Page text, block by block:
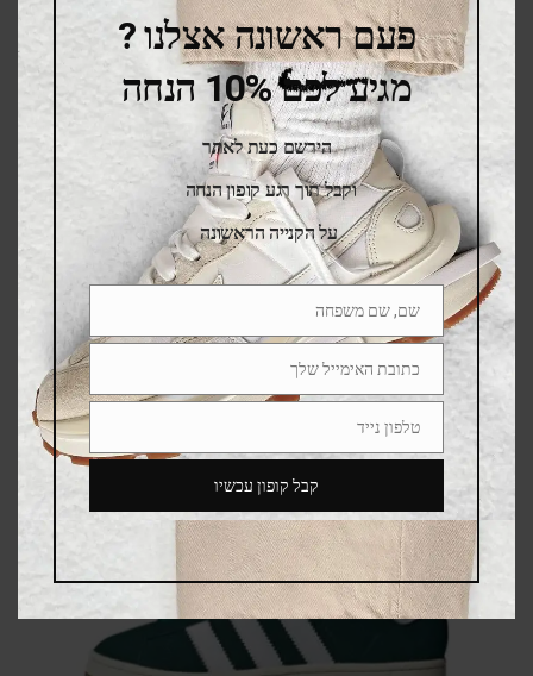
פעם ראשונה אצלנו ?
מגיע לכם 10% הנחה
הירשם כעת לאתר
וקבל תוך רגע קופון הנחה
על הקנייה הראשונה
Nameשם, שם משפחה
Emailכתובת האימייל שלך
Phone
Number
טלפון נייד
קבל קופון עכשיו